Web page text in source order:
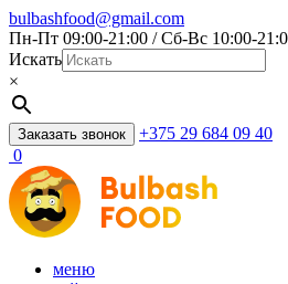
bulbashfood@gmail.com
Пн-Пт 09:00-21:00 / Сб-Вс 10:00-
Искать
×
Заказать звонок
+375 29 684 09 40
0
меню